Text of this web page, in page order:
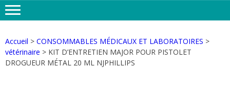
Accueil > CONSOMMABLES MÉDICAUX ET LABORATOIRES >
vétérinaire > KIT D’ENTRETIEN MAJOR POUR PISTOLET
DROGUEUR MÉTAL 20 ML NJPHILLIPS